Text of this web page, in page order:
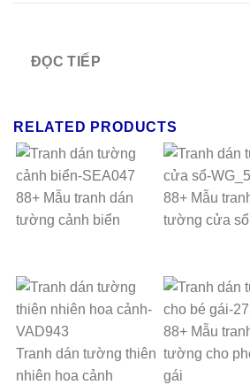
ĐỌC TIẾP
RELATED PRODUCTS
88+ Mẫu tranh dán
tường cảnh biển
88+ Mẫu
tường cửa
Tranh dán tường thiên
nhiên hoa cảnh
88+ Mẫu
tường cho
gái